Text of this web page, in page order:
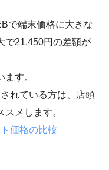
で端末価格に大きな
で21,450円の差額が
す。
れている方は、店頭
メします。
価格の比較